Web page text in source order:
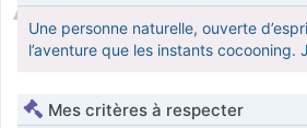
Une personne naturelle, ouverte
l’aventure que les instants cocooning.
Mes critères à respecter